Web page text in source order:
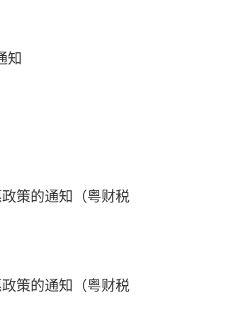
知
策的通知（粤财税
策的通知（粤财税